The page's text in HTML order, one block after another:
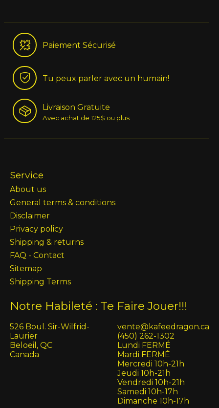
Paiement Sécurisé
Tu peux parler avec un humain!
Livraison Gratuite
Avec achat de 125$ ou plus
Service
About us
General terms & conditions
Disclaimer
Privacy policy
Shipping & returns
FAQ - Contact
Sitemap
Shipping Terms
Notre Habileté : Te Faire Jouer!!!
526 Boul. Sir-Wilfrid-
Laurier
Beloeil, QC
Canada
vente@kafeedragon.ca
(450) 262-1302
Lundi FERMÉ
Mardi FERMÉ
Mercredi 10h-21h
Jeudi 10h-21h
Vendredi 10h-21h
Samedi 10h-17h
Dimanche 10h-17h